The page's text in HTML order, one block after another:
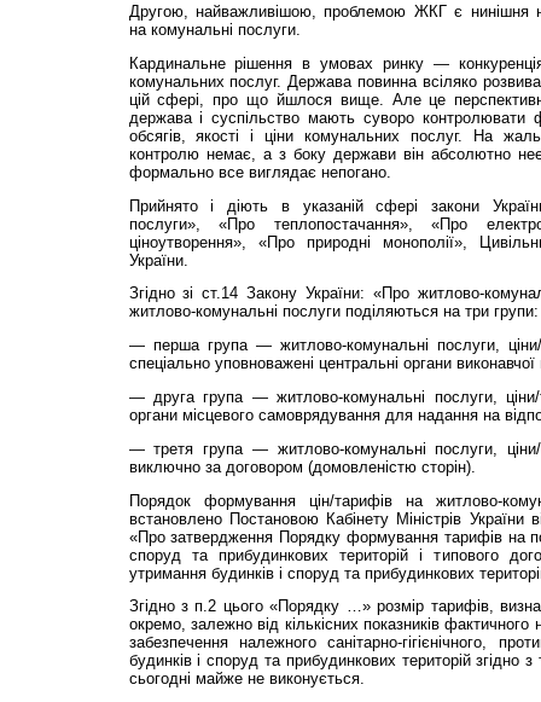
Другою, найважливішою, проблемою ЖКГ є нинішня
на комунальні послуги.
Кардинальне рішення в умовах ринку —
комунальних послуг. Держава повинна всіляко
цій сфері, про що йшлося ви­ще. Але це
держава і суспільство мають суворо контролювати
обсягів, якості і ціни комунальних послуг. На
контролю немає, а з боку держави він абсолютно
формально все виглядає непогано.
Прийнято і діють в указаній сфері закони
послуги», «Про теплопостачання», «Про
ціноутворення», «Про природні монополії»,
України.
Згідно зі ст.14 Закону України: «Про житлово-
житлово-комунальні послуги поділяються на три групи:
— перша група — житлово-комунальні послуги,
спеціально уповноважені центральні органи
— друга група — житлово-комунальні послуги,
органи місцевого самоврядування для надання на
— третя група — житлово-комунальні послуги,
виключно за договором (домовленістю сторін).
Порядок формування цін/тарифів на житлово-
встановлено Постановою Кабінету Міністрів
«Про затвердження Порядку формування тарифів на
споруд та прибудинкових територій і типового
утримання будинків і споруд та прибудинкових
Згідно з п.2 цього «Порядку …» розмір тарифів,
окремо, залежно від кількісних показників
забезпечення належного санітарно-гігієнічного,
будинків і споруд та прибудинкових територій згідно
сьогодні майже не виконується.